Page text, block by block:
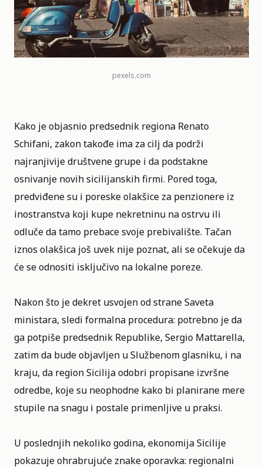
pexels.com
Kako je objasnio predsednik regiona Renato
Schifani, zakon takođe ima za cilj da podrži
najranjivije društvene grupe i da podstakne
osnivanje novih sicilijanskih firmi. Pored toga,
predviđene su i poreske olakšice za penzionere iz
inostranstva koji kupe nekretninu na ostrvu ili
odluče da tamo prebace svoje prebivalište. Tačan
iznos olakšica još uvek nije poznat, ali se očekuje da
će se odnositi isključivo na lokalne poreze.
Nakon što je dekret usvojen od strane Saveta
ministara, sledi formalna procedura: potrebno je da
ga potpiše predsednik Republike, Sergio Mattarella,
zatim da bude objavljen u Službenom glasniku, i na
kraju, da region Sicilija odobri propisane izvršne
odredbe, koje su neophodne kako bi planirane mere
stupile na snagu i postale primenljive u praksi.
U poslednjih nekoliko godina, ekonomija Sicilije
pokazuje ohrabrujuće znake oporavka: regionalni